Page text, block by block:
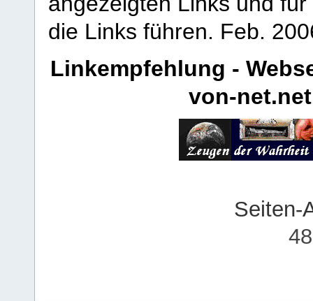
die Links führen. Feb.
Linkempfehlung -
von-net.net
Seiten-